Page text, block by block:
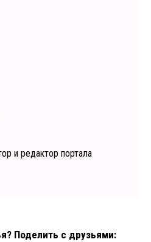
и редактор портала
Поделить с друзьями: